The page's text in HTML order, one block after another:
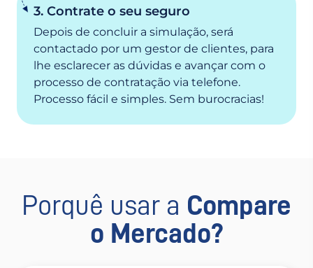
3. Contrate o seu seguro
Depois de concluir a simulação, será
contactado por um gestor de clientes, para
lhe esclarecer as dúvidas e avançar com o
processo de contratação via telefone.
Processo fácil e simples. Sem burocracias!
Porquê usar a Compare
o Mercado?